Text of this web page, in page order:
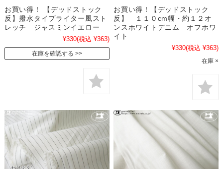
お買い得！ 【デッドストック
反】撥水タイプライター風スト
レッチ ジャスミンイエロー
¥330(税込 ¥363)
在庫を確認する
お買い得！【デッドストック
反】 １１０cm幅・約１２オ
ンスホワイトデニム オフホワ
イト
¥330(税込 ¥363)
在庫 ×